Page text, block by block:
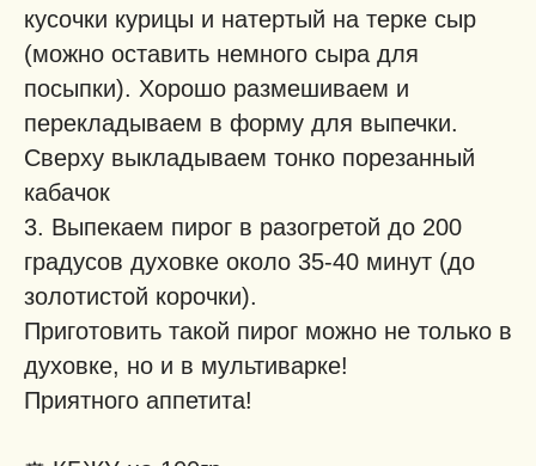
кусочки курицы и натертый на терке сыр
(можно оставить немного сыра для
посыпки). Хорошо размешиваем и
перекладываем в форму для выпечки.
Сверху выкладываем тонко порезанный
кабачок
3. Выпекаем пирог в разогретой до 200
градусов духовке около 35-40 минут (до
золотистой корочки).
Приготовить такой пирог можно не только в
духовке, но и в мультиварке!
Приятного аппетита!